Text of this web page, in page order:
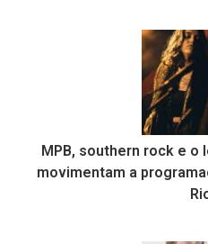
MPB, southern rock e o
movimentam a